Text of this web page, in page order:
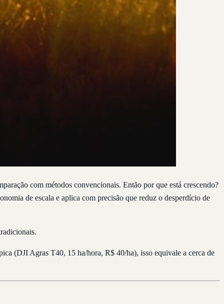
com métodos convencionais. Então por que está crescendo?
de escala e aplica com precisão que reduz o desperdício de
(DJI Agras T40, 15 ha/hora, R$ 40/ha), isso equivale a cerca de